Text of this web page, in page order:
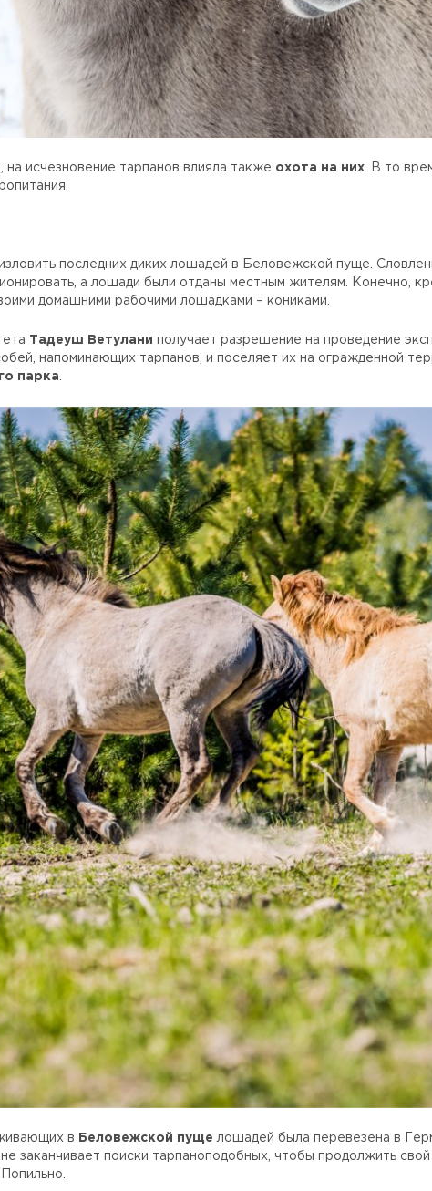
на исчезновение тарпанов влияла также охота на них . В то
изловить последних диких лошадей в Беловежской пуще.
а лошади были отданы местным жителям. Конечно,
домашними рабочими лошадками – кониками.
Тадеуш Ветулани получает разрешение на проведение
напоминающих тарпанов, и поселяет их на огражденной
парка
в Беловежской пуще лошадей была перевезена в
заканчивает поиски тарпаноподобных, чтобы продолжить